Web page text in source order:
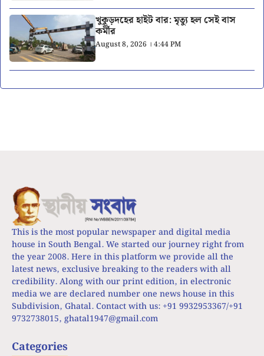
খুকুড়দহের হাইট বার: মৃত্যু হল সেই বাস
কর্মীর
August 8, 2026 । 4:44 PM
This is the most popular newspaper and digital media
house in South Bengal. We started our journey right from
the year 2008. Here in this platform we provide all the
latest news, exclusive breaking to the readers with all
credibility. Along with our print edition, in electronic
media we are declared number one news house in this
Subdivision, Ghatal. Contact with us: +91 9932953367/+91
9732738015, ghatal1947@gmail.com
Categories